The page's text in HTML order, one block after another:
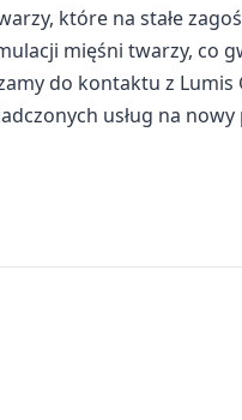
które na stałe
mięśni twarzy, co
do kontaktu z Lumis
usług na nowy